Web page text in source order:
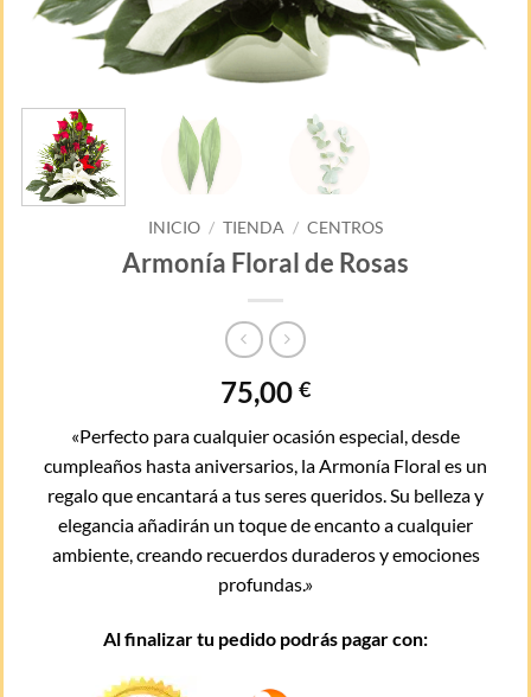
INICIO / TIENDA / CENTROS
Armonía Floral de Rosas
75,00 €
«Perfecto para cualquier ocasión especial, desde
cumpleaños hasta aniversarios, la Armonía Floral es un
regalo que encantará a tus seres queridos. Su belleza y
elegancia añadirán un toque de encanto a cualquier
ambiente, creando recuerdos duraderos y emociones
profundas.»
Al finalizar tu pedido podrás pagar con: